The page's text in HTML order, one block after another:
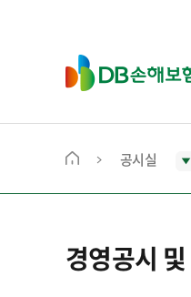
D
B
보
메
으
로
공시실
경영공시